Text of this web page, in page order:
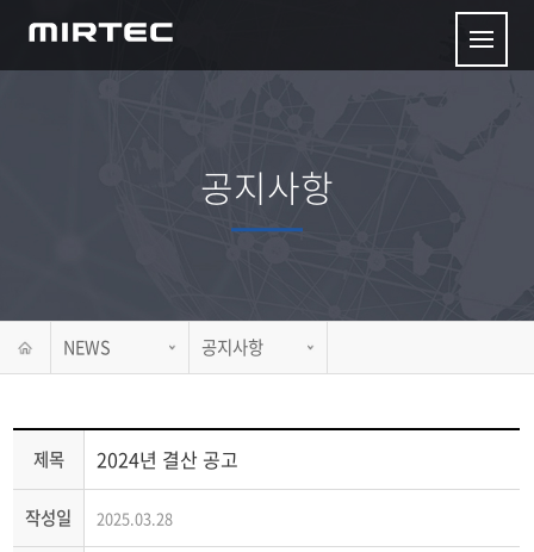
공지사항
NEWS 공지사항
제목 2024년 결산 공고
작성일 2025.03.28